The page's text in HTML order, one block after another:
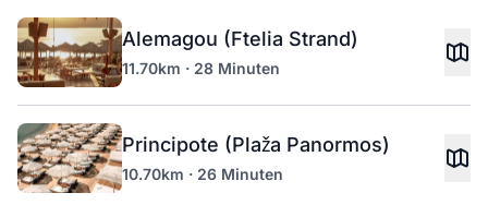
Alemagou (Ftelia Strand)
11.70km · 28 Minuten
Principote (Plaža Panormos)
10.70km · 26 Minuten